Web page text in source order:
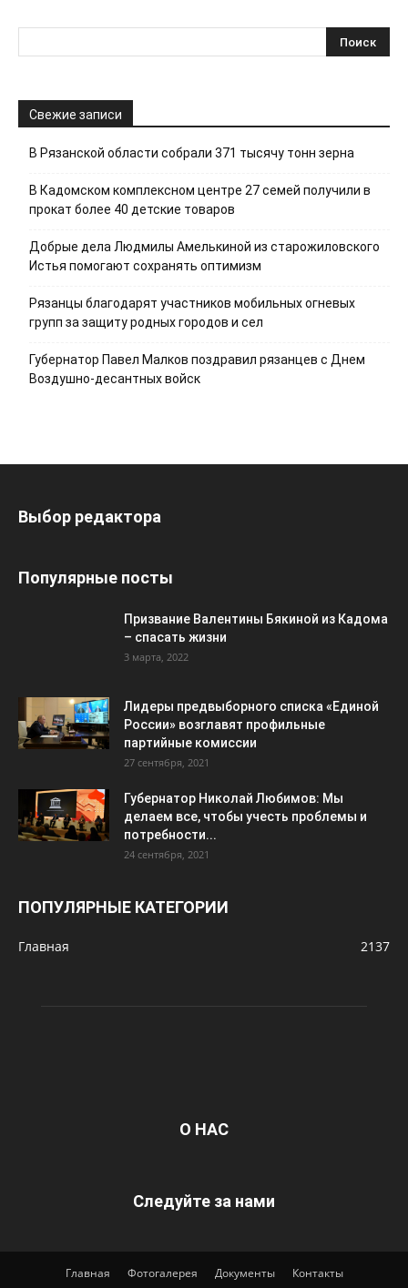
Свежие записи
В Рязанской области собрали 371 тысячу тонн зерна
В Кадомском комплексном центре 27 семей получили в
прокат более 40 детские товаров
Добрые дела Людмилы Амелькиной из старожиловского
Истья помогают сохранять оптимизм
Рязанцы благодарят участников мобильных огневых
групп за защиту родных городов и сел
Губернатор Павел Малков поздравил рязанцев с Днем
Воздушно-десантных войск
Выбор редактора
Популярные посты
Призвание Валентины Бякиной из Кадома
– спасать жизни
3 марта, 2022
Лидеры предвыборного списка «Единой
России» возглавят профильные
партийные комиссии
27 сентября, 2021
Губернатор Николай Любимов: Мы
делаем все, чтобы учесть проблемы и
потребности...
24 сентября, 2021
ПОПУЛЯРНЫЕ КАТЕГОРИИ
Главная 2137
О НАС
Следуйте за нами
Главная Фотогалерея Документы Контакты